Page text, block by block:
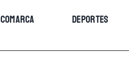
COMARCA DEPORTES